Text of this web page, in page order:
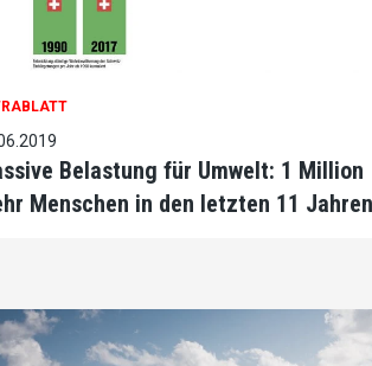
Belastung für Umwelt: 1 Million
Menschen in den letzten 11 Jahren